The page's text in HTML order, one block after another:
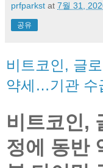
prfparkst at 7월 31,
공유
비트코인, 글
약세…기관 수
비트코인,
정에 동반